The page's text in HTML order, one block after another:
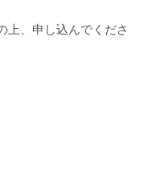
上、申し込んでくださ